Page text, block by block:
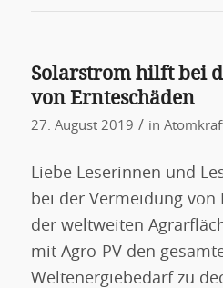
Solarstrom hilft bei
von Ernteschäden
27. August 2019 / in
Liebe Leserinnen und
bei der Vermeidung von
der weltweiten
mit Agro-PV den
Weltenergiebedarf zu